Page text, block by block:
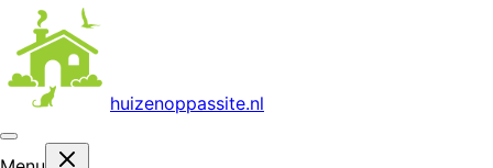
huizenoppassite.nl